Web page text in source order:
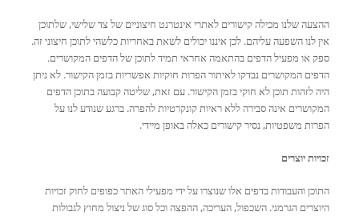
ההצעה שלנו מכילה קישורים לאתרי אינטרנט חיצוניים של צד שלישי, שלתוכן
אין לנו השפעה עליהם. לכן איננו יכולים לשאת באחריות כלשהי לתוכן חיצוני זה.
ספק או מפעיל הדפים בהתאמה אחראי תמיד לתוכן של הדפים המקושרים.
הדפים המקושרים נבדקו לאיתור הפרות חוקיות אפשריות בזמן הקישור. לא ניתן
היה לזהות תוכן לא חוקי בזמן הקישור. עם זאת, שליטה קבועה בתוכן הדפים
המקושרים אינה סבירה ללא ראיות קונקרטיות להפרה. ברגע שנודע לנו על
הפרות משפטיות, נסיר קישורים כאלה באופן מיידי.
זכויות יוצרים
התוכן והעבודות בדפים אלו שנוצרו על ידי מפעילי האתר כפופים לחוק זכויות
היוצרים הגרמני. השכפול, העריכה, ההפצה וכל סוג של ניצול מחוץ לגבולות